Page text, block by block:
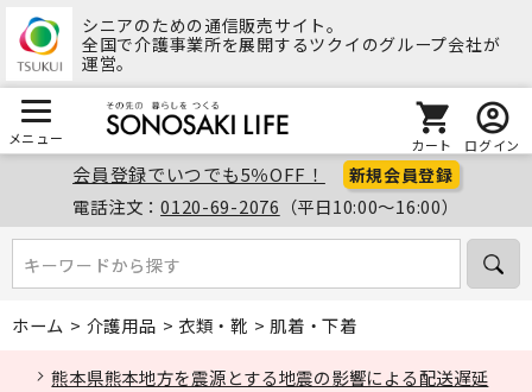
シニアのための通信販売サイト。
全国で介護事業所を展開するツクイのグループ会社が
運営。
メニュー カート ログイン
会員登録でいつでも5％OFF！ 新規会員登録
電話注文：0120-69-2076 （平日10:00～16:00）
キーワードから探す
キーワードから探す
ホーム > 介護用品 > 衣類・靴 > 肌着・下着
熊本県熊本地方を震源とする地震の影響による配送遅延